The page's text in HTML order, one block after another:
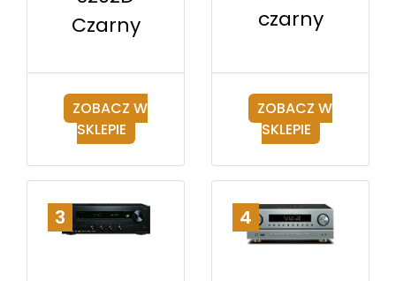
Czarny
ZOBACZ W
SKLEPIE
czarny
ZOBACZ W
SKLEPIE
3 4